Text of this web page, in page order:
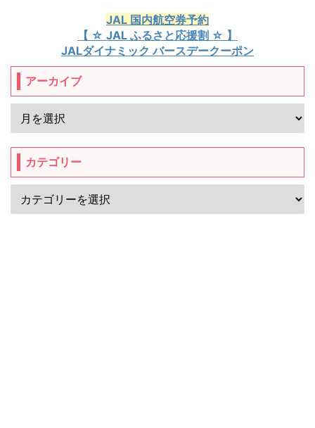
JAL 国内航空券予約
【 ☆ JAL ふるさと応援割 ☆ 】
JALダイナミック バースデークーポン
アーカイブ
カテゴリー